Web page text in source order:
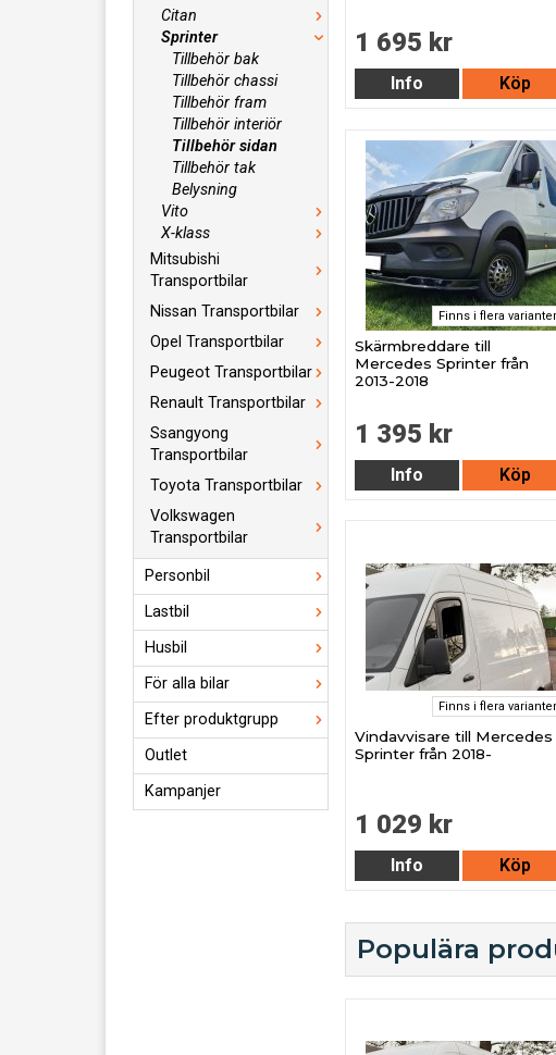
Citan
Sprinter
Tillbehör bak
Tillbehör chassi
Tillbehör fram
Tillbehör interiör
Tillbehör sidan
Tillbehör tak
Belysning
Vito
X-klass
Mitsubishi
Transportbilar
Nissan Transportbilar
Opel Transportbilar
Peugeot Transportbilar
Renault Transportbilar
Ssangyong
Transportbilar
Toyota Transportbilar
Volkswagen
Transportbilar
Personbil
Lastbil
Husbil
För alla bilar
Efter produktgrupp
Outlet
Kampanjer
1 695 kr
Info Köp
Finns i flera varianter
Skärmbreddare till
Mercedes Sprinter från
2013-2018
1 395 kr
Info Köp
Finns i flera varianter
Vindavvisare till Mercedes
Sprinter från 2018-
1 029 kr
Info Köp
Populära